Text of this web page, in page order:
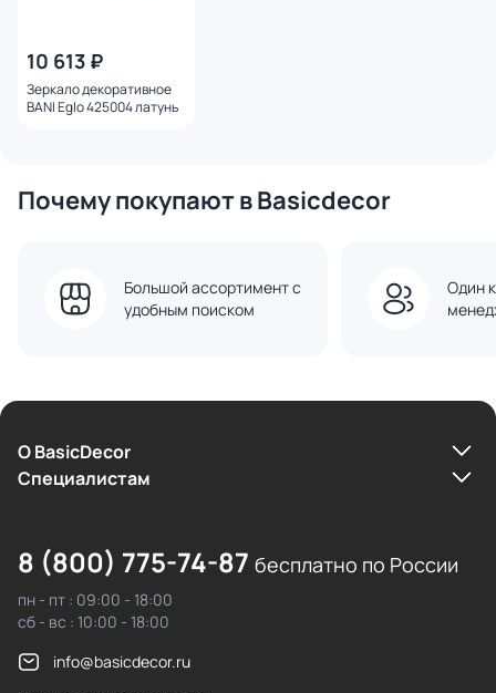
10 613 ₽
Зеркало декоративное
BANI Eglo 425004 латунь
Почему покупают в Basicdecor
Большой ассортимент с
удобным поиском
Один
О BasicDecor
Cпециалистам
8 (800) 775-74-87 бесплатно по России
пн - пт : 09:00 - 18:00
сб - вс : 10:00 - 18:00
info@basicdecor.ru